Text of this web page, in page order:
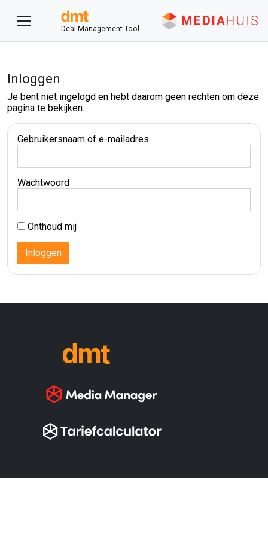
Deal Management Tool
Inloggen
Je bent niet ingelogd en hebt daarom geen rechten om deze
pagina te bekijken.
Gebruikersnaam of e-mailadres
Wachtwoord
Onthoud mij